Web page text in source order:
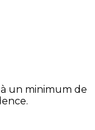
un minimum de